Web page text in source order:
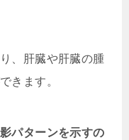
、肝臓や肝臓の腫
きます。
パターンを示すの